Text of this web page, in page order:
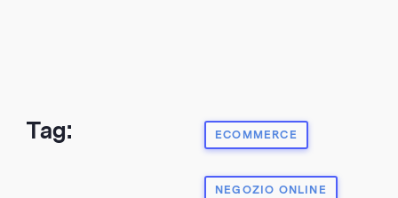
Tag: ECOMMERCE
NEGOZIO ONLINE